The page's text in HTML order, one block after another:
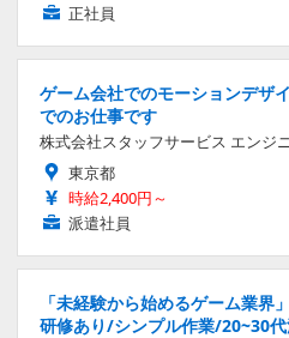
正社員
ゲーム会社でのモーションデザ
でのお仕事です
株式会社スタッフサービス エンジ
東京都
時給2,400円～
派遣社員
「未経験から始めるゲーム業
研修あり/シンプル作業/20~30